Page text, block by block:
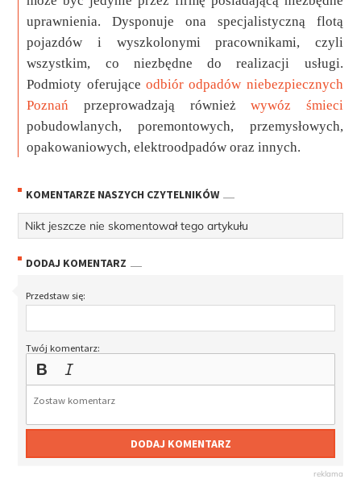
uprawnienia. Dysponuje ona specjalistyczną flotą
pojazdów i wyszkolonymi pracownikami, czyli
wszystkim, co niezbędne do realizacji usługi.
Podmioty oferujące odbiór odpadów niebezpiecznych
Poznań przeprowadzają równieżwywóz śmieci
pobudowlanych, poremontowych, przemysłowych,
opakowaniowych, elektroodpadów oraz innych.
KOMENTARZE NASZYCH CZYTELNIKÓW
Nikt jeszcze nie skomentował tego artykułu
DODAJ KOMENTARZ
Przedstaw się:
Twój komentarz:
DODAJ KOMENTARZ